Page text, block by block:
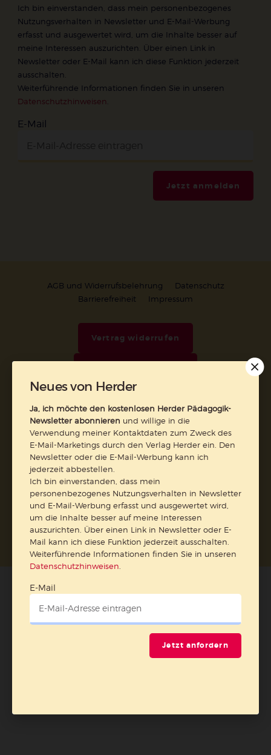
Ich bin einverstanden, dass mein personenbezogenes
Nutzungsverhalten in Newsletter und E-Mail-Werbung
erfasst und ausgewertet wird, um die Inhalte besser auf
meine Interessen auszurichten. Über einen Link in
Newsletter oder E-Mail kann ich diese Funktion jederzeit
ausschalten.
Weiterführende Informationen finden Sie in unseren
Datenschutzhinweisen
E-Mail
Jetzt anmelden
AGB und Widerrufsbelehrung
Datenschutz
Barrierefreiheit
Impressum
Vertrag widerrufen
Nach oben
Neues von Herder
Ja, ich möchte den kostenlosen Herder Pädagogik-
Newsletter abonnieren und willige in die
Verwendung meiner Kontaktdaten zum Zweck des
E-Mail-Marketings durch den Verlag Herder ein. Den
Newsletter oder die E-Mail-Werbung kann ich
jederzeit abbestellen.
Ich bin einverstanden, dass mein
personenbezogenes Nutzungsverhalten in Newsletter
und E-Mail-Werbung erfasst und ausgewertet wird,
um die Inhalte besser auf meine Interessen
auszurichten. Über einen Link in Newsletter oder E-
Mail kann ich diese Funktion jederzeit ausschalten.
Weiterführende Informationen finden Sie in unseren
Datenschutzhinweisen
E-Mail
Jetzt anfordern